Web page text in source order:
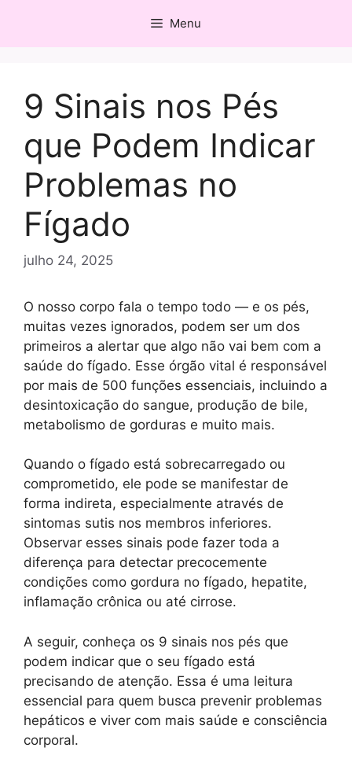
o
Menu
9 Sinais nos Pés
que Podem Indicar
Problemas no
Fígado
julho 24, 2025
O nosso corpo fala o tempo todo — e os pés,
muitas vezes ignorados, podem ser um dos
primeiros a alertar que algo não vai bem com a
saúde do fígado. Esse órgão vital é responsável
por mais de 500 funções essenciais, incluindo a
desintoxicação do sangue, produção de bile,
metabolismo de gorduras e muito mais.
Quando o fígado está sobrecarregado ou
comprometido, ele pode se manifestar de
forma indireta, especialmente através de
sintomas sutis nos membros inferiores.
Observar esses sinais pode fazer toda a
diferença para detectar precocemente
condições como gordura no fígado, hepatite,
inflamação crônica ou até cirrose.
A seguir, conheça os 9 sinais nos pés que
podem indicar que o seu fígado está
precisando de atenção. Essa é uma leitura
essencial para quem busca prevenir problemas
hepáticos e viver com mais saúde e consciência
corporal.